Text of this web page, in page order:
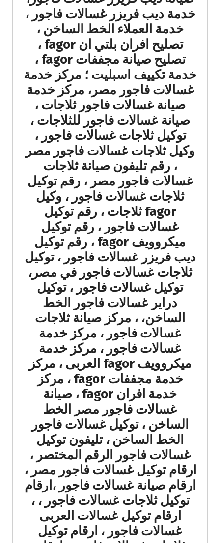
خدمة ديب فريزر غسالات فاجور ،
خدمة العملاء الخط الساخن ،
تصليح افران بلتي ان fagor ،
تصليح صيانة مجففات fagor ،
خدمة تكييف اسبليت ؛ مركز خدمة
غسالات فاجور مصر، مركز خدمة
صيانة غسالات فاجور ثلاجات ،
صيانة غسالات فاجور للثلاجات ،
توكيل ثلاجات غسالات فاجور ،
وكيل ثلاجات غسالات فاجور مصر
، رقم تليفون صيانة ثلاجات
غسالات فاجور مصر ، رقم توكيل
ثلاجات غسالات فاجور ، وكيل
fagor ثلاجات ، رقم توكيل
غسالات فاجور ، رقم توكيل
ميكروويف fagor ، رقم توكيل
ديب فريزر غسالات فاجور ، توكيل
ثلاجات غسالات فاجور في مصر،
توكيل غسالات فاجور ، توكيل
دراير غسالات فاجور الخط
الساخن، ، مركز صيانة ثلاجات
غسالات فاجور ، مركز خدمة
غسالات فاجور ، مركز خدمة
ميكروويف fagor العربى ، مركز
خدمة مجففات fagor ، مركز
خدمة افران fagor ، صيانة
غسالات فاجور مصر الخط
الساخن ، توكيل غسالات فاجور
الخط الساخن ، تليفون توكيل
غسالات فاجور الرقم المختصر ،
ارقام توكيل غسالات فاجور مصر ،
ارقام صيانة غسالات فاجور ،ارقام
توكيل ثلاجات غسالات فاجور ، ،
ارقام توكيل غسالات العربى
غسالات فاجور ، ارقام توكيل